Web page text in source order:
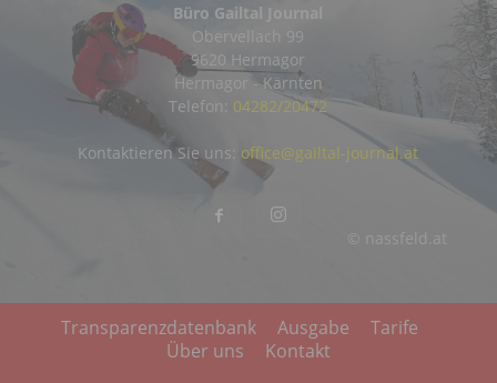
Büro Gailtal Journal
Obervellach 99
9620 Hermagor
Hermagor - Kärnten
Telefon: 04282/20472
© nassfeld.at
Kontaktieren Sie uns: office@gailtal-journal.at
Transparenzdatenbank Ausgabe
Tarife
Über uns
Kontakt